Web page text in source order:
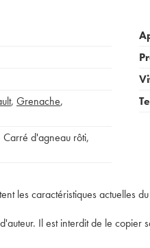
, Grenache,
Carré d'agneau rôti,
les caractéristiques actuelles
Il est interdit de le